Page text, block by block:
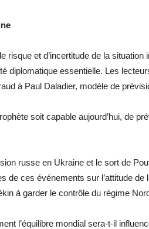
risque et d’incertitude de la
diplomatique essentielle. Les
à Paul Daladier, modèle de
soit capable aujourd’hui, de
russe en Ukraine et le sort de
de ces événements sur l’attitude de
à garder le contrôle du régime
l’équilibre mondial sera-t-il